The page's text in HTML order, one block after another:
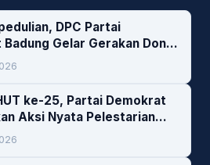
DPC Partai
Gelar Gerakan Donor
ke-25, Partai Demokrat
Aksi Nyata Pelestarian